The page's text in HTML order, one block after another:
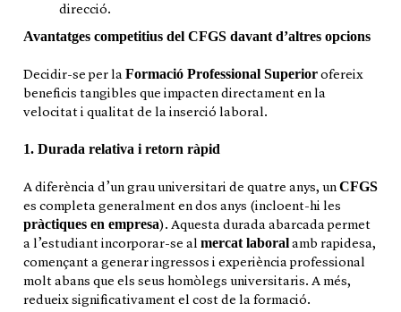
direcció.
Avantatges competitius del CFGS davant d’altres opcions
Decidir-se per la Formació Professional Superior ofereix
beneficis tangibles que impacten directament en la
velocitat i qualitat de la inserció laboral.
1. Durada relativa i retorn ràpid
A diferència d’un grau universitari de quatre anys, un CFGS
es completa generalment en dos anys (incloent-hi les
pràctiques en empresa). Aquesta durada abarcada permet
a l’estudiant incorporar-se al mercat laboral amb rapidesa,
començant a generar ingressos i experiència professional
molt abans que els seus homòlegs universitaris. A més,
redueix significativament el cost de la formació.